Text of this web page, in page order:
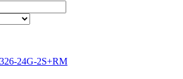
24G-2S+RM